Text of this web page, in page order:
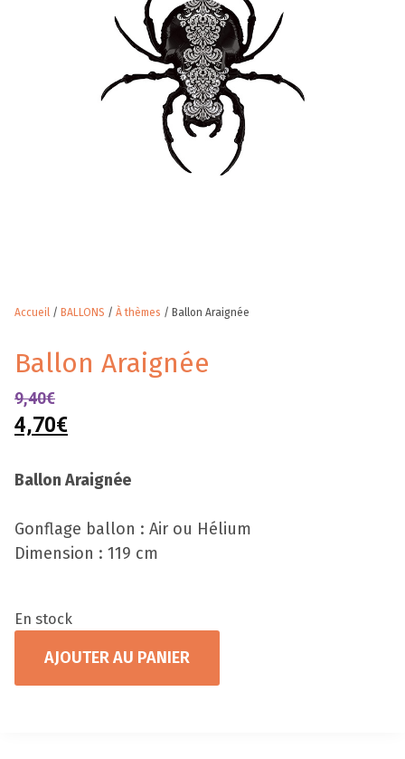
Accueil / BALLONS / À thèmes / Ballon Araignée
Ballon Araignée
9,40€
4,70€
Ballon Araignée
Gonflage ballon : Air ou Hélium
Dimension : 119 cm
En stock
AJOUTER AU PANIER